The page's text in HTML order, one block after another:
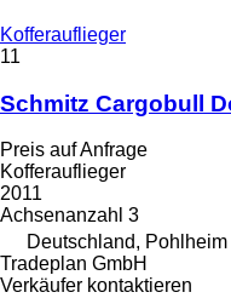
Kofferauflieger
11
Schmitz Cargobull
Preis auf Anfrage
Kofferauflieger
2011
Achsenanzahl 3
Deutschland, Pohlheim
Tradeplan GmbH
Verkäufer kontaktieren